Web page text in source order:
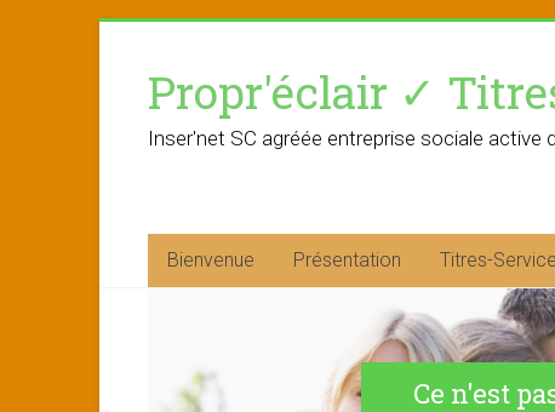
contentPropr'éclair ✓
Inser'net SC agréée entreprise sociale active
Bienvenue Présentation Titres-
Ce n'est